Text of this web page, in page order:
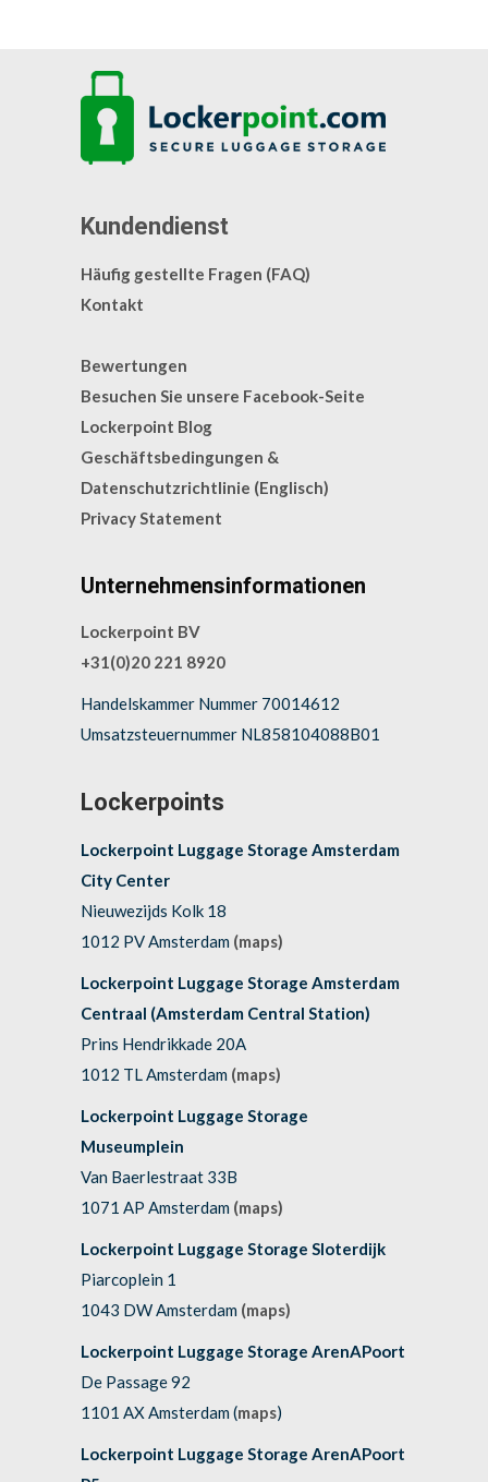
Kundendienst
Häufig gestellte Fragen (FAQ)
Kontakt
Bewertungen
Besuchen Sie unsere Facebook-Seite
Lockerpoint Blog
Geschäftsbedingungen &
Datenschutzrichtlinie (Englisch)
Privacy Statement
Unternehmensinformationen
Lockerpoint BV
+31(0)20 221 8920
Handelskammer Nummer 70014612
Umsatzsteuernummer NL858104088B01
Lockerpoints
Lockerpoint Luggage Storage Amsterdam
City Center
Nieuwezijds Kolk 18
1012 PV Amsterdam (maps)
Lockerpoint Luggage Storage Amsterdam
Centraal (Amsterdam Central Station)
Prins Hendrikkade 20A
1012 TL Amsterdam (maps)
Lockerpoint Luggage Storage
Museumplein
Van Baerlestraat 33B
1071 AP Amsterdam (maps)
Lockerpoint Luggage Storage Sloterdijk
Piarcoplein 1
1043 DW Amsterdam (maps)
Lockerpoint Luggage Storage ArenAPoort
De Passage 92
1101 AX Amsterdam (maps)
Lockerpoint Luggage Storage ArenAPoort